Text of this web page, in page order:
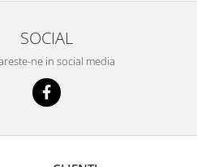
SOCIAL
ne in social media